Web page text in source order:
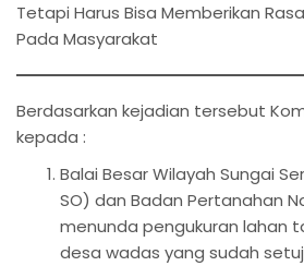
Tetapi Harus Bisa Memberikan
Pada Masyarakat
Berdasarkan kejadian tersebut
kepada :
Balai Besar Wilayah Sungai
SO) dan Badan Pertanahan
menunda pengukuran lahan
desa wadas yang sudah